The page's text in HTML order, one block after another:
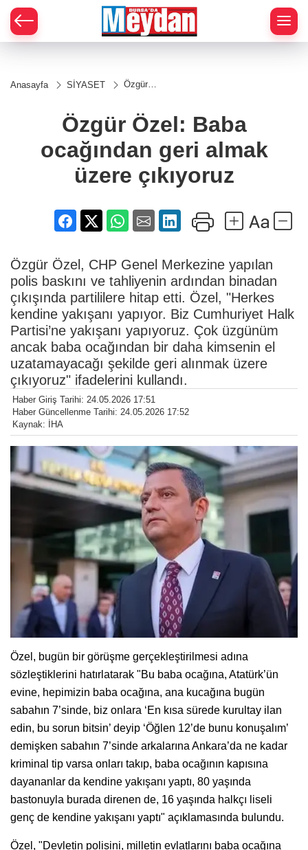
Anasayfa SİYASET
Özgür
ocağından
geri almak
çıkıyoruz
Özgür Özel: Baba
ocağından geri almak
üzere çıkıyoruz
Özgür Özel, CHP Genel Merkezine yapılan
polis baskını ve tahliyenin ardından binadan
çıkışında partililere hitap etti. Özel, "Herkes
kendine yakışanı yapıyor. Biz Cumhuriyet Halk
Partisi’ne yakışanı yapıyoruz. Çok üzgünüm
ancak baba ocağından bir daha kimsenin el
uzatamayacağı şekilde geri alınmak üzere
çıkıyoruz" ifadelerini kullandı.
Haber Giriş Tarihi: 24.05.2026 17:51
Haber Güncellenme Tarihi: 24.05.2026 17:52
Kaynak: İHA
Özel, bugün bir görüşme gerçekleştirilmesi adına
sözleştiklerini hatırlatarak "Bu baba ocağına, Atatürk’ün
evine, hepimizin baba ocağına, ana kucağına bugün
sabahın 7’sinde, biz onlara ‘En kısa sürede kurultay ilan
edin, bu sorun bitsin’ deyip ‘Öğlen 12’de bunu konuşalım’
demişken sabahın 7’sinde arkalarına Ankara’da ne kadar
kriminal tip varsa onları takıp, baba ocağının kapısına
dayananlar da kendine yakışanı yaptı, 80 yaşında
bastonuyla burada direnen de, 16 yaşında halkçı liseli
genç de kendine yakışanı yaptı" açıklamasında bulundu.
Özel, "Devletin polisini, milletin evlatlarını baba ocağına